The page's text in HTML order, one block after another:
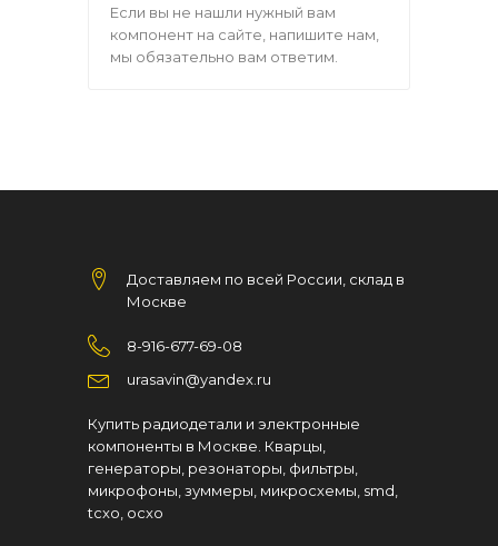
Если вы не нашли нужный вам
компонент на сайте, напишите нам,
мы обязательно вам ответим.
Доставляем по всей России, склад в
Москве
8-916-677-69-08
urasavin@yandex.ru
Купить радиодетали и электронные
компоненты в Москве. Кварцы,
генераторы, резонаторы, фильтры,
микрофоны, зуммеры, микросхемы, smd,
tcxo, ocxo